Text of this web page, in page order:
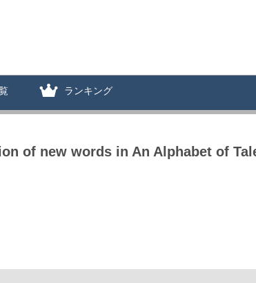
ランキング
of new words in An Alphabet of